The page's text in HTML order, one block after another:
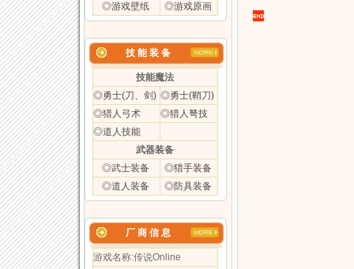
◎游戏壁纸
◎游戏原画
技 能 装 备
技能魔法
◎勇士(刀、剑) ◎勇士(鞘刀)
◎猎人弓术
◎猎人弩技
◎道人技能
武器装备
◎武士装备
◎猎手装备
◎道人装备
◎防具装备
厂 商 信 息
游戏名称:传说Online